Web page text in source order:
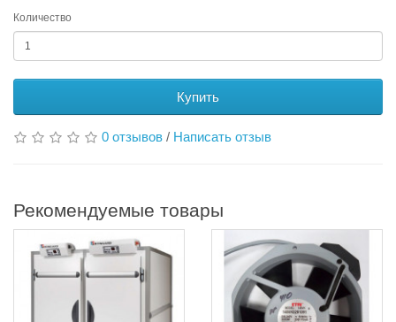
Количество
Купить
0 отзывов / Написать отзыв
Рекомендуемые товары